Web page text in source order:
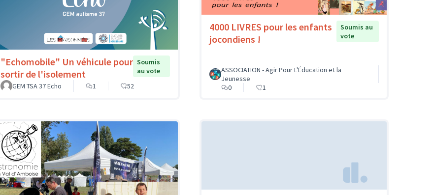
"Echomobile" Un véhicule pour
sortir de l'isolement
Soumis
au vote
GEM TSA 37 Echo
1 52
4000 LIVRES pour les enfants
jocondiens !
Soumis au
vote
ASSOCIATION - Agir Pour L'Éducation et la
Jeunesse
0
1